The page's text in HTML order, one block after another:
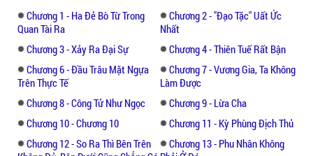
biết rằng nữ nhi của mình là người cuối
cùng cầm lấy nó.
Cùng ngày làm lễ, Thẩm Hành xuống núi thì
vô tình nhìn thấy mảnh đá. Vẫn theo tính
cách trợ giúp người nghèo, nàng đã lấy nó
để lấp những lỗ trong một hậu viện.
Lúc phát hiện ra đó là thứ mà cha đang sốt
Chương 1 - Ha Đẻ Bò Từ Trong
Quan Tài Ra
Chương 2 - "đạo Tặc" Uất Ức
Nhất
Chương 3 - Xảy Ra Đại Sự
Chương 4 - Thiên Tuế Rất Bận
Chương 6 - Đầu Trâu Mặt Ngựa
Trên Thực Tế
Chương 7 - Vương Gia, Ta Không
Làm Được
Chương 8 - Công Tử Như Ngọc
Chương 9 - Lừa Cha
Chương 10 - Chương 10
Chương 11 - Kỳ Phùng Địch Thủ
Chương 12 - So Ra Thì Bên Trên
Chương 13 - Phu Nhân Không